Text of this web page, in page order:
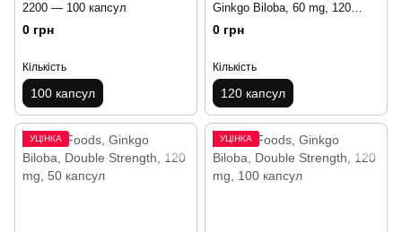
2200 — 100 капсул
0 грн
Кількість
100 капсул
Ginkgo Biloba, 60 mg, 120
капсул
0 грн
Кількість
120 капсул
УЦІНКА УЦІНКА